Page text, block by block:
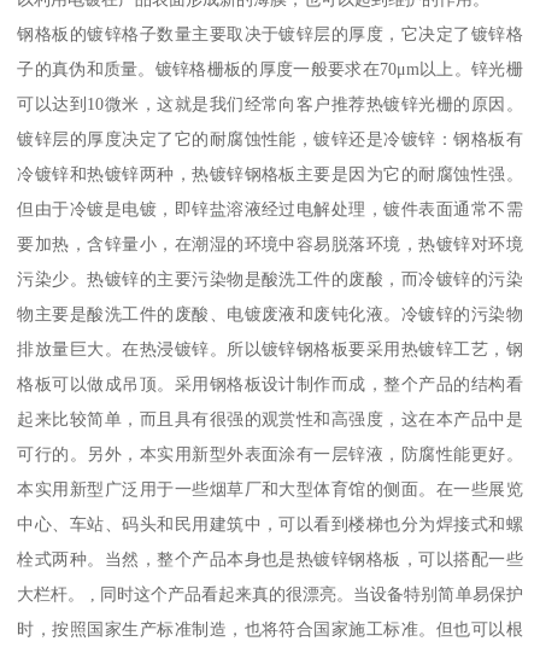
钢格板的镀锌格子数量主要取决于镀锌层的厚度，它决定了镀锌格
子的真伪和质量。镀锌格栅板的厚度一般要求在70μm以上。锌光栅
可以达到10微米，这就是我们经常向客户推荐热镀锌光栅的原因。
镀锌层的厚度决定了它的耐腐蚀性能，镀锌还是冷镀锌：钢格板有
冷镀锌和热镀锌两种，热镀锌钢格板主要是因为它的耐腐蚀性强。
但由于冷镀是电镀，即锌盐溶液经过电解处理，镀件表面通常不需
要加热，含锌量小，在潮湿的环境中容易脱落环境，热镀锌对环境
污染少。热镀锌的主要污染物是酸洗工件的废酸，而冷镀锌的污染
物主要是酸洗工件的废酸、电镀废液和废钝化液。冷镀锌的污染物
排放量巨大。在热浸镀锌。所以镀锌钢格板要采用热镀锌工艺，钢
格板可以做成吊顶。采用钢格板设计制作而成，整个产品的结构看
起来比较简单，而且具有很强的观赏性和高强度，这在本产品中是
可行的。另外，本实用新型外表面涂有一层锌液，防腐性能更好。
本实用新型广泛用于一些烟草厂和大型体育馆的侧面。在一些展览
中心、车站、码头和民用建筑中，可以看到楼梯也分为焊接式和螺
栓式两种。当然，整个产品本身也是热镀锌钢格板，可以搭配一些
大栏杆。 , 同时这个产品看起来真的很漂亮。当设备特别简单易保护
时，按照国家生产标准制造，也将符合国家施工标准。但也可以根